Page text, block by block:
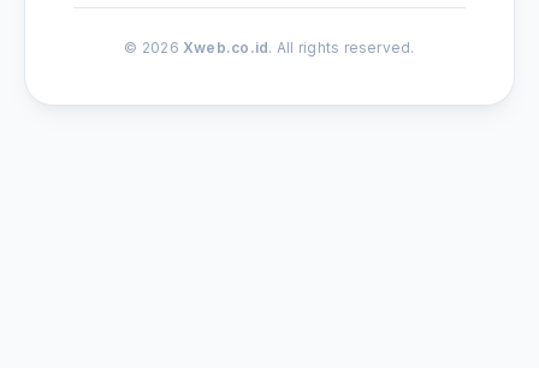
© 2026 Xweb.co.id. All rights reserved.